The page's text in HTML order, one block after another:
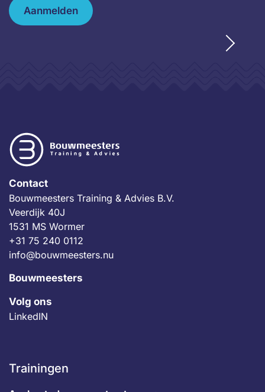
Aanmelden
Contact
Bouwmeesters Training & Advies B.V.
Veerdijk 40J
1531 MS Wormer
+31 75 240 0112
info@bouwmeesters.nu
Bouwmeesters
Volg ons
LinkedIN
Trainingen